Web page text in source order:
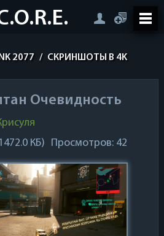
2077 / СКРИНШОТЫ В 4K
Очевидность
КБ) Просмотров: 42